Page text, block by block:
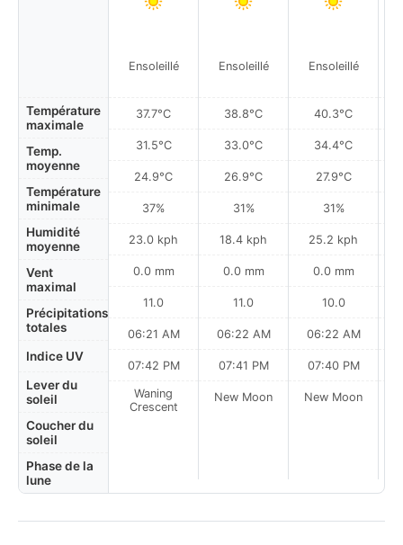
Température
maximale
Temp.
moyenne
Température
minimale
Humidité
moyenne
Vent
maximal
Précipitations
totales
Indice UV
Lever du
soleil
Coucher du
soleil
Phase de la
lune
Ensoleillé
37.7°C
31.5°C
24.9°C
37%
23.0 kph
0.0 mm
11.0
06:21 AM
07:42 PM
Waning
Crescent
Ensoleillé
38.8°C
33.0°C
26.9°C
31%
18.4 kph
0.0 mm
11.0
06:22 AM
07:41 PM
New Moon
Ensoleillé
40.3°C
34.4°C
27.9°C
31%
25.2 kph
0.0 mm
10.0
06:22 AM
07:40 PM
New Moon